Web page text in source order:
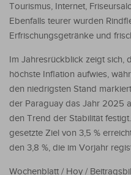
Tourismus, Internet,
Ebenfalls teurer wurden
Erfrischungsgetränke und
Im Jahresrückblick zeigt sich,
höchste Inflation aufwies,
den niedrigsten Stand
der Paraguay das Jahr 2025
den Trend der Stabilität
gesetzte Ziel von 3,5 %
den 3,8 %, die im Vorjahr
Wochenblatt / Hoy /